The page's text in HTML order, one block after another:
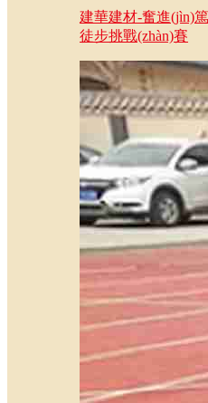
建華建材-奮進(jìn)
徒步挑戰(zhàn)賽